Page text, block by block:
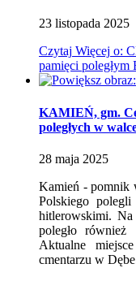
23 listopada 2025
Czytaj Więcej o:
pamięci
KAMIEŃ, gm.
poległych w
28 maja 2025
Kamień - pomnik
Polskiego
hitlerowskimi.
poległo również
Aktualne
cmentarzu w